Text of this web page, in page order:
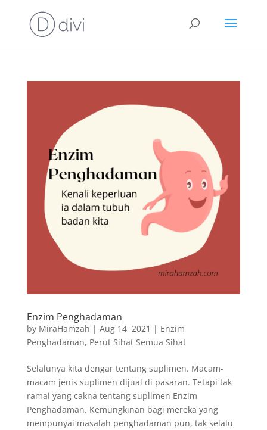
Enzim Penghadaman
by MiraHamzah | Aug 14, 2021 | Enzim
Penghadaman, Perut Sihat Semua Sihat
Selalunya kita dengar tentang suplimen. Macam-
macam jenis suplimen dijual di pasaran. Tetapi tak
ramai yang cakna tentang suplimen Enzim
Penghadaman. Kemungkinan bagi mereka yang
mempunyai masalah penghadaman pun, tak selalu